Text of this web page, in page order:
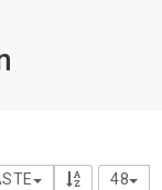
48